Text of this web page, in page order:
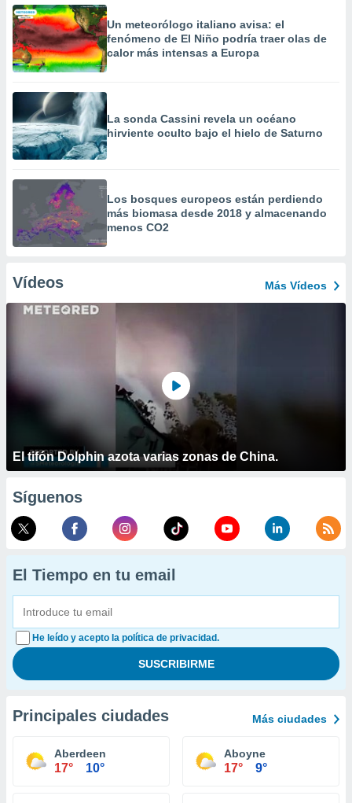
Un meteorólogo italiano avisa: el
fenómeno de El Niño podría traer olas de
calor más intensas a Europa
La sonda Cassini revela un océano
hirviente oculto bajo el hielo de Saturno
Los bosques europeos están perdiendo
más biomasa desde 2018 y almacenando
menos CO2
Vídeos Más Vídeos
El tifón Dolphin azota varias zonas de China.
Síguenos
El Tiempo en tu email
He leído y acepto la política de privacidad.
Principales ciudades Más ciudades
Aberdeen
17° 10°
Aboyne
17° 9°